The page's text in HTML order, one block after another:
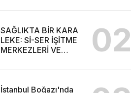
VURGUNU!
SAĞLIKTA BİR KARA
LEKE: Sİ-SER İŞİTME
MERKEZLERİ VE
02
İstanbul Boğazı'nda